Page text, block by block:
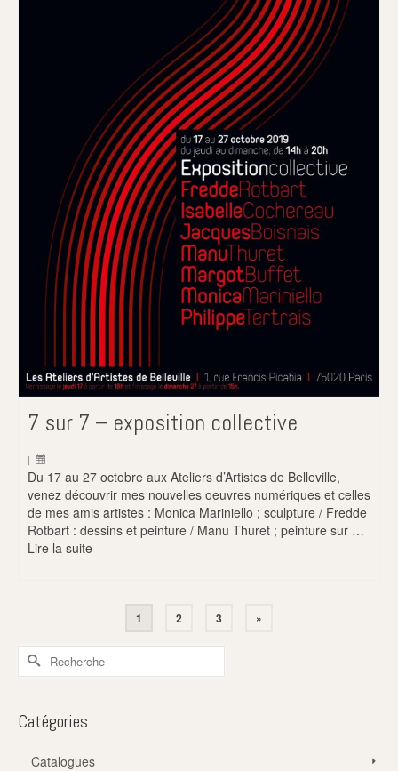
7 sur 7 – exposition collective
|
Du 17 au 27 octobre aux Ateliers d’Artistes de Belleville,
venez découvrir mes nouvelles oeuvres numériques et celles
de mes amis artistes : Monica Mariniello ; sculpture / Fredde
Rotbart : dessins et peinture / Manu Thuret ; peinture sur …
Lire la suite
1 2 3 »
Rechercher :
Catégories
Catalogues